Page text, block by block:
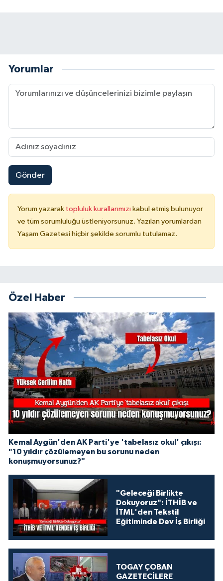
Yorumlar
Gönder
Yorum yazarak topluluk kurallarımızı kabul etmiş bulunuyor
ve tüm sorumluluğu üstleniyorsunuz. Yazılan yorumlardan
Yaşam Gazetesi hiçbir şekilde sorumlu tutulamaz.
Özel Haber
Kemal Aygün'den AK Parti'ye 'tabelasız okul' çıkışı:
"10 yıldır çözülemeyen bu sorunu neden
konuşmuyorsunuz?"
"Geleceği Birlikte
Dokuyoruz": İTHİB ve
İTML'den Tekstil
Eğitiminde Dev İş Birliği
TOGAY ÇOBAN
GAZETECİLERE